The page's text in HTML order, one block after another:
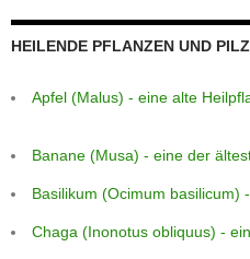
HEILENDE PFLANZEN UND
Apfel (Malus) - eine alte
Banane (Musa) - eine der
Basilikum (Ocimum basilicum)
Chaga (Inonotus obliquus) -